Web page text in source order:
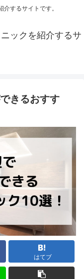
するサイトです。
ックを紹介するサ
きるおすす
はてブ